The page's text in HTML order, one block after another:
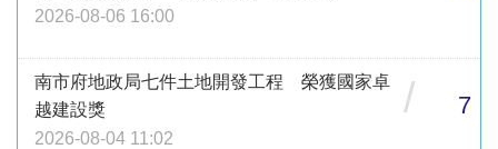
2026-08-06 16:00
南市府地政局七件土地開發工程 榮獲國家卓
越建設獎
2026-08-04 11:02
/ 7